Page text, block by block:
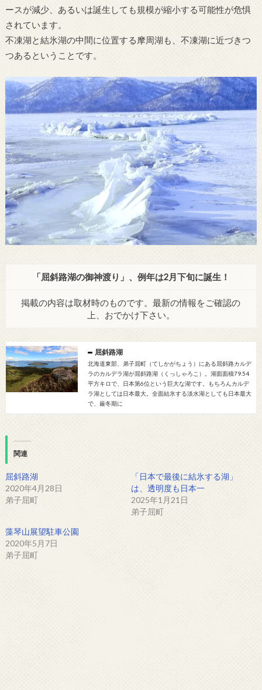
ースが減少、あるいは誕生しても規模が縮小する可能性が危惧
されています。
不凍湖と結氷湖の中間に位置する摩周湖も、不凍湖に近づきつ
つあるということです。
「屈斜路湖の御神渡り」、例年は2月下旬に誕生！
掲載の内容は取材時のものです。最新の情報をご確認の
上、おでかけ下さい。
屈斜路湖
北海道東部、弟子屈町（てしかがちょう）にある屈斜路カルデ
ラのカルデラ湖が屈斜路湖（くっしゃろこ）。湖面面積79.54
平方キロで、日本第6位という巨大な湖です。もちろんカルデ
ラ湖としては日本最大。全面結氷する淡水湖としても日本最大
で、厳冬期に
関連
屈斜路湖
2020年4月28日
弟子屈町
「日本で最後に結氷する湖」
は、透明度も日本一
2025年1月21日
弟子屈町
藻琴山展望駐車公園
2020年5月7日
弟子屈町